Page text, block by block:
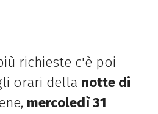
richieste c'è poi
orari della notte di
mercoledì 31